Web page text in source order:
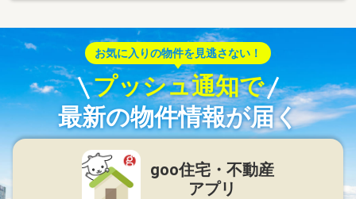
お気に入りの物件を見逃さない！
プッシュ通知で
最新の物件情報が届く
goo住宅・不動産
アプリ